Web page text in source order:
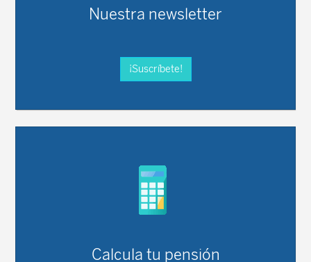
Nuestra newsletter
¡Suscríbete!
Calcula tu pensión